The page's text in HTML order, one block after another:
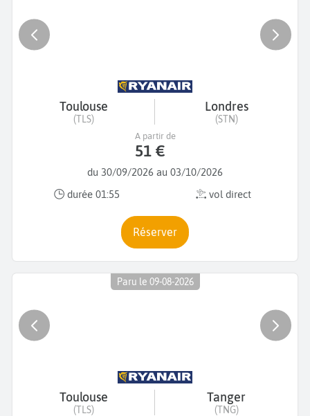
Toulouse
(TLS)
Londres
(STN)
du 30/09/2026 au 03/10/2026
durée 01:55
vol direct
A partir de
51 €
Réserver
Paru le 09-08-2026
Toulouse
(TLS)
Tanger
(TNG)